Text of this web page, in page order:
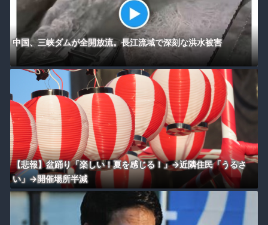
中国、三峡ダムが全開放流。長江流域で深刻な洪水被害
【悲報】盆踊り「楽しい！夏を感じる！」→近隣住民「うるさ
い」→開催場所半減